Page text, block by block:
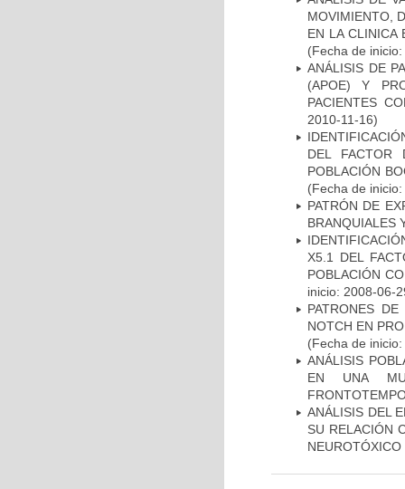
MOVIMIENTO,
EN LA CLINICA
(Fecha de
ANÁLISIS DE
(APOE) Y
PACIENTES
2010-11-16)
DEL FACTOR
POBLACIÓN
(Fecha de
PATRÓN DE
BRANQUIALES
X5.1 DEL
POBLACIÓN
inicio: 2008-06-
PATRONES
NOTCH EN
(Fecha de
ANÁLISIS
EN UNA
ANÁLISIS DEL
SU RELACIÓN
NEUROTÓXICO